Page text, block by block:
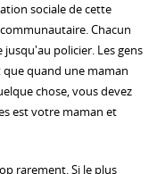
sociale de cette
Chacun
policier. Les gens
que quand une maman
chose, vous devez
est votre maman et
rarement. Si le plus